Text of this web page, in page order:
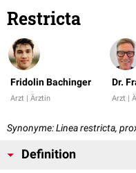
Restricta
Fridolin Bachinger
Arzt | Ärztin
Dr.
Arzt |
Synonyme: Linea restricta,
Definition